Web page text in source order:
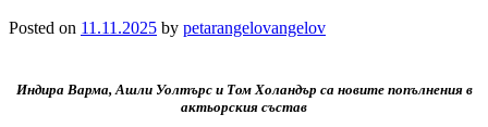
Posted on 11.11.2025 by petarangelovangelov
Индира Варма, Ашли Уолтърс и Том Холандър са новите попълнения в
актьорския състав